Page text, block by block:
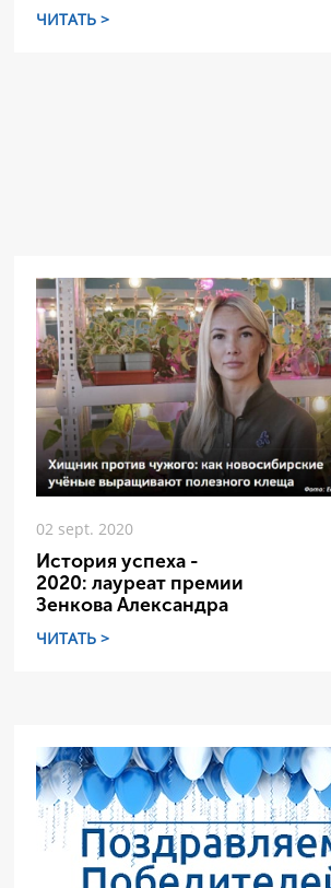
ЧИТАТЬ >
02 sept. 2020
История успеха -
2020: лауреат премии
Зенкова Александра
ЧИТАТЬ >